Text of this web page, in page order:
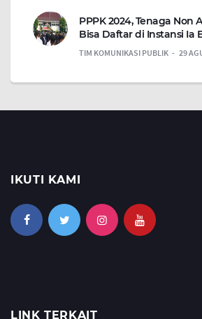
PPPK 2024, Tenaga Non
Bisa Daftar di Instansi Ia
TIM KOMUNIKASI PUBLIK 29
IKUTI KAMI
LINK TERKAIT